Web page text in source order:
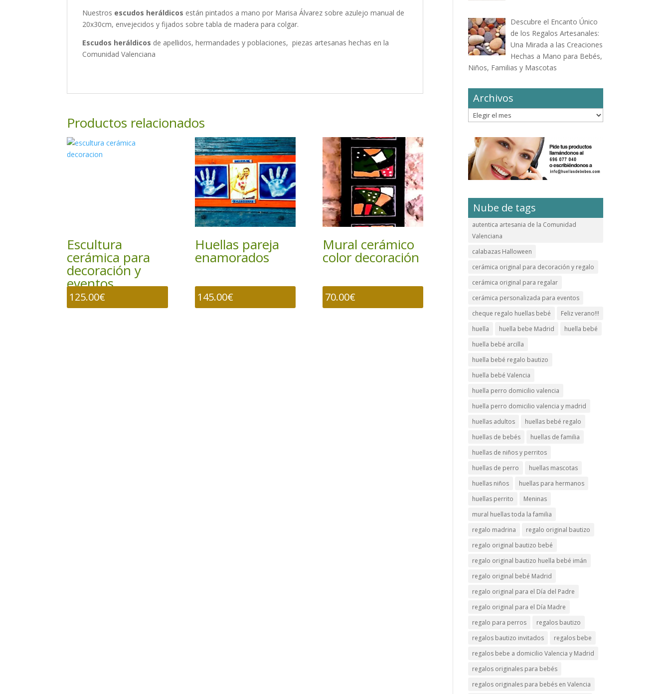
Nuestros escudos heráldicos están pintados a mano por Marisa Álvarez sobre azulejo manual de
20x30cm, envejecidos y fijados sobre tabla de madera para colgar.
Escudos heráldicos de apellidos, hermandades y poblaciones, piezas artesanas hechas en la
Comunidad Valenciana
Productos relacionados
Escultura
cerámica para
decoración y
eventos
125.00€
Huellas pareja
enamorados
145.00€
Mural cerámico
color decoración
70.00€
Descubre el Encanto Único
de los Regalos Artesanales:
Una Mirada a las Creaciones
Hechas a Mano para Bebés,
Niños, Familias y Mascotas
Archivos
Archivos
Nube de tags
autentica artesania de la Comunidad
Valenciana
calabazas Halloween
cerámica original para decoración y regalo
cerámica original para regalar
cerámica personalizada para eventos
cheque regalo huellas bebé
Feliz verano!!!
huella
huella bebe Madrid
huella bebé
huella bebé arcilla
huella bebé regalo bautizo
huella bebé Valencia
huella perro domicilio valencia
huella perro domicilio valencia y madrid
huellas adultos
huellas bebé regalo
huellas de bebés
huellas de familia
huellas de niños y perritos
huellas de perro
huellas mascotas
huellas niños
huellas para hermanos
huellas perrito
Meninas
mural huellas toda la familia
regalo madrina
regalo original bautizo
regalo original bautizo bebé
regalo original bautizo huella bebé imán
regalo original bebé Madrid
regalo original para el Día del Padre
regalo original para el Día Madre
regalo para perros
regalos bautizo
regalos bautizo invitados
regalos bebe
regalos bebe a domicilio Valencia y Madrid
regalos originales para bebés
regalos originales para bebés en Valencia